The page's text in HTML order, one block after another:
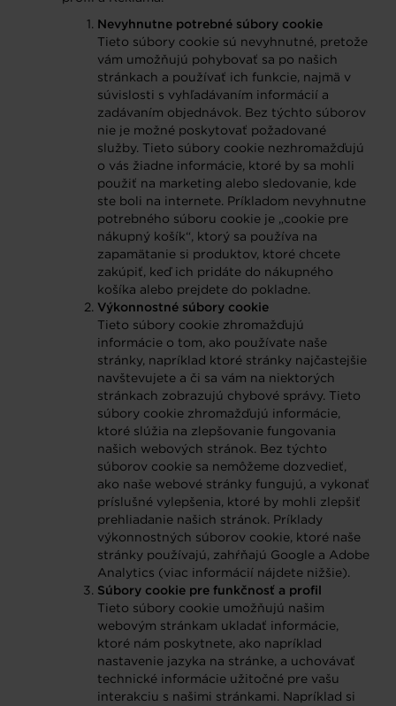
Nevyhnutne potrebné súbory cookie
Tieto súbory cookie sú nevyhnutné, pretože
vám umožňujú pohybovať sa po našich
stránkach a používať ich funkcie, najmä v
súvislosti s vyhľadávaním informácií a
zadávaním objednávok. Bez týchto súborov
nie je možné poskytovať požadované
služby. Tieto súbory cookie nezhromažďujú
o vás žiadne informácie, ktoré by sa mohli
použiť na marketing alebo sledovanie, kde
ste boli na internete. Príkladom nevyhnutne
potrebného súboru cookie je „cookie pre
nákupný košík“, ktorý sa používa na
zapamätanie si produktov, ktoré chcete
zakúpiť, keď ich pridáte do nákupného
košíka alebo prejdete do pokladne.
Výkonnostné súbory cookie
Tieto súbory cookie zhromažďujú
informácie o tom, ako používate naše
stránky, napríklad ktoré stránky najčastejšie
navštevujete a či sa vám na niektorých
stránkach zobrazujú chybové správy. Tieto
súbory cookie zhromažďujú informácie,
ktoré slúžia na zlepšovanie fungovania
našich webových stránok. Bez týchto
súborov cookie sa nemôžeme dozvedieť,
ako naše webové stránky fungujú, a vykonať
príslušné vylepšenia, ktoré by mohli zlepšiť
prehliadanie našich stránok. Príklady
výkonnostných súborov cookie, ktoré naše
stránky používajú, zahŕňajú Google a Adobe
Analytics (viac informácií nájdete nižšie).
Súbory cookie pre funkčnosť a profil
Tieto súbory cookie umožňujú našim
webovým stránkam ukladať informácie,
ktoré nám poskytnete, ako napríklad
nastavenie jazyka na stránke, a uchovávať
technické informácie užitočné pre vašu
interakciu s našimi stránkami. Napríklad si